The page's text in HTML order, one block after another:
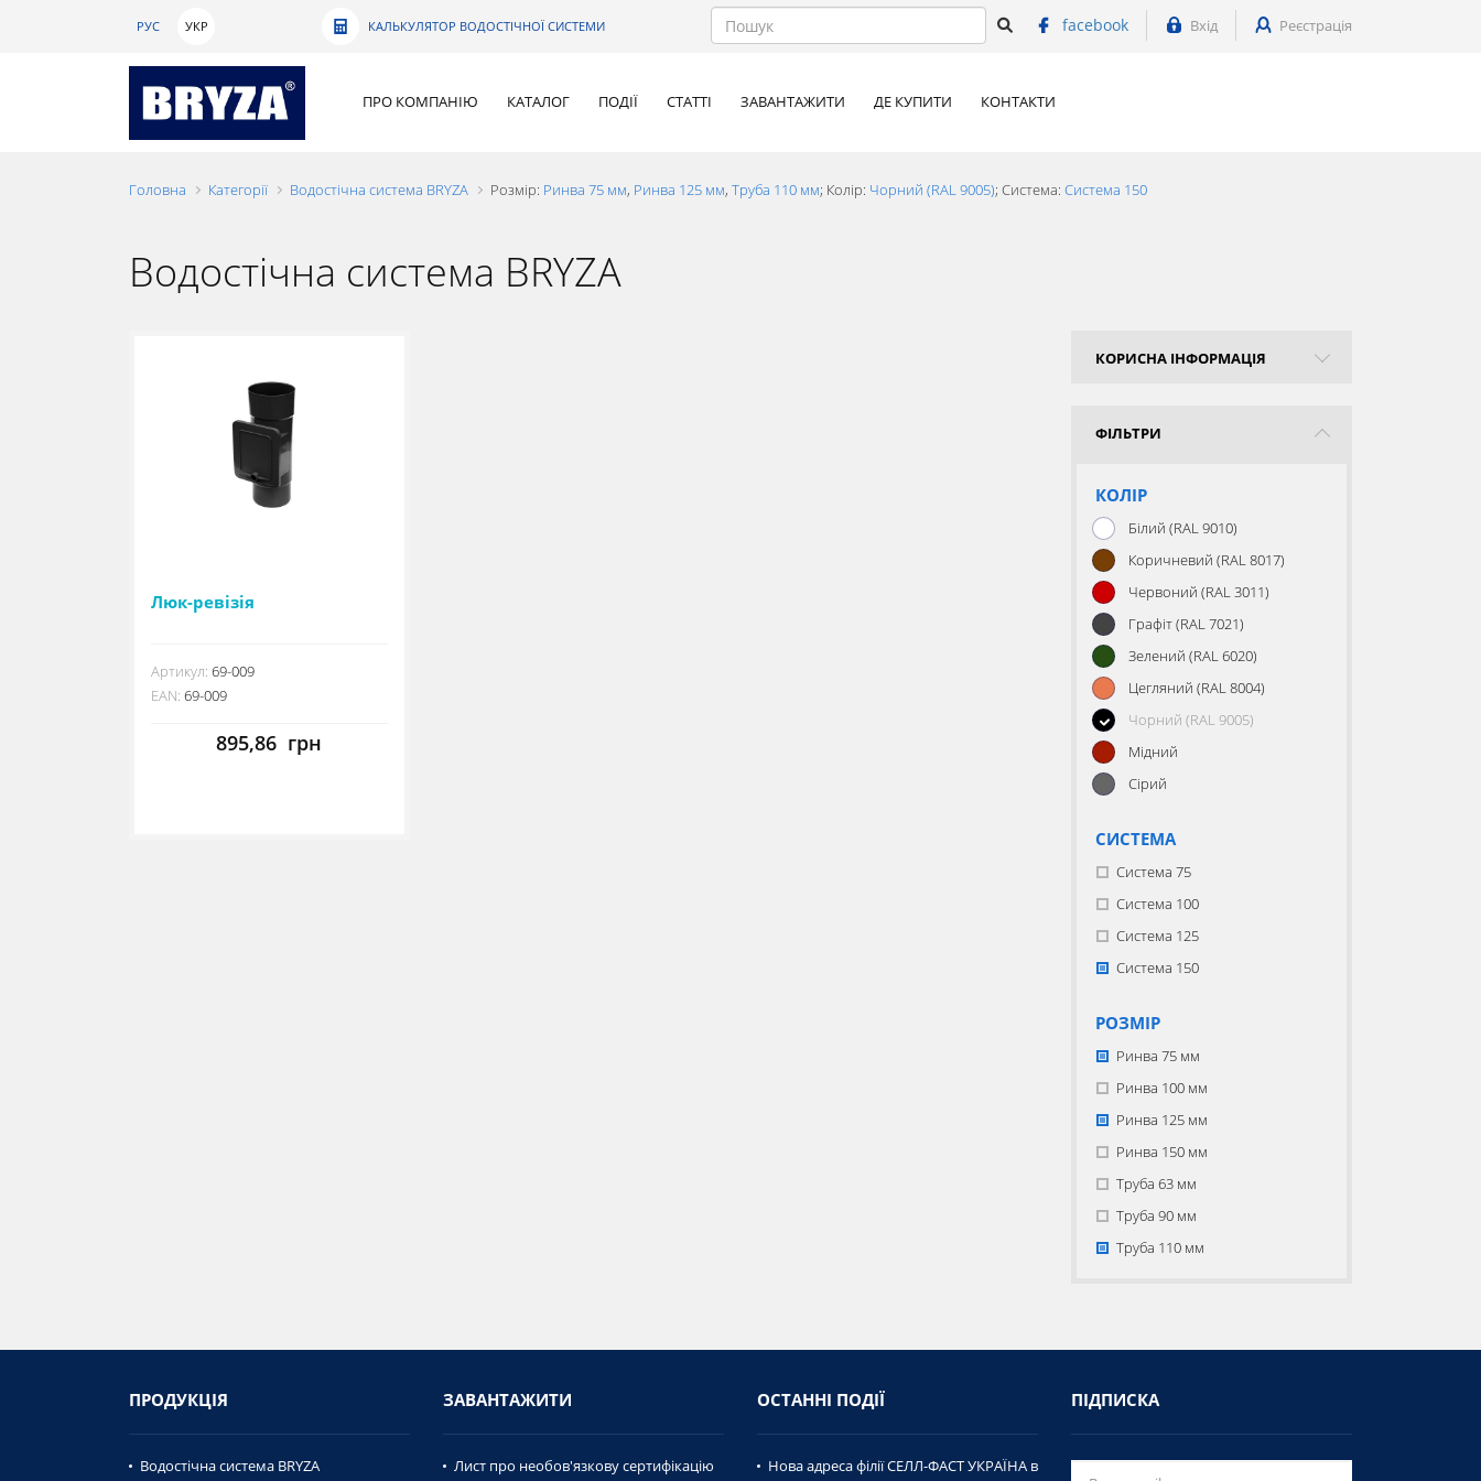
РУС УКР КАЛЬКУЛЯТОР ВОДОСТІЧНОЇ СИСТЕМИ facebook Вхід Реєстрація
ПРО КОМПАНІЮ КАТАЛОГ ПОДІЇ СТАТТІ ЗАВАНТАЖИТИ ДЕ КУПИТИ КОНТАКТИ
Головна Категорії Водостічна система BRYZA Розмір: Ринва 75 мм, Ринва 125 мм, Труба 110 мм; Колір: Чорний (RAL 9005); Система: Система 150
Водостічна система BRYZA
Люк-ревізія
Артикул: 69-009
EAN: 69-009
895,86 грн
КОРИСНА ІНФОРМАЦІЯ
ФІЛЬТРИ
КОЛІР
Білий (RAL 9010)
Коричневий (RAL 8017)
Червоний (RAL 3011)
Графіт (RAL 7021)
Зелений (RAL 6020)
Цегляний (RAL 8004)
Чорний (RAL 9005)
Мідний
Сірий
СИСТЕМА
Система 75
Система 100
Система 125
Система 150
РОЗМІР
Ринва 75 мм
Ринва 100 мм
Ринва 125 мм
Ринва 150 мм
Труба 63 мм
Труба 90 мм
Труба 110 мм
ПІДПИСКА
ПРОДУКЦІЯ
Водостічна система BRYZA
ЗАВАНТАЖИТИ
Лист про необов'язкову сертифікацію
ОСТАННІ ПОДІЇ
Нова адреса філії СЕЛЛ-ФАСТ УКРАЇНА в